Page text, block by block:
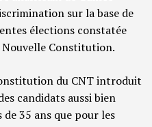
sur la base de
élections constatée
Constitution.
du CNT introduit
candidats aussi bien
de 35 ans que pour les